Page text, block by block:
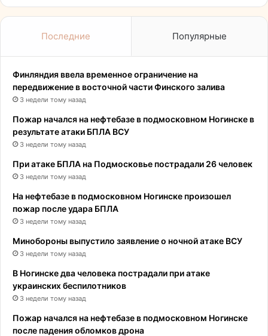
Последние Популярные
Финляндия ввела временное ограничение на
передвижение в восточной части Финского залива
3 недели тому назад
Пожар начался на нефтебазе в подмосковном Ногинске в
результате атаки БПЛА ВСУ
3 недели тому назад
При атаке БПЛА на Подмосковье пострадали 26 человек
3 недели тому назад
На нефтебазе в подмосковном Ногинске произошел
пожар после удара БПЛА
3 недели тому назад
Минобороны выпустило заявление о ночной атаке ВСУ
3 недели тому назад
В Ногинске два человека пострадали при атаке
украинских беспилотников
3 недели тому назад
Пожар начался на нефтебазе в подмосковном Ногинске
после падения обломков дрона